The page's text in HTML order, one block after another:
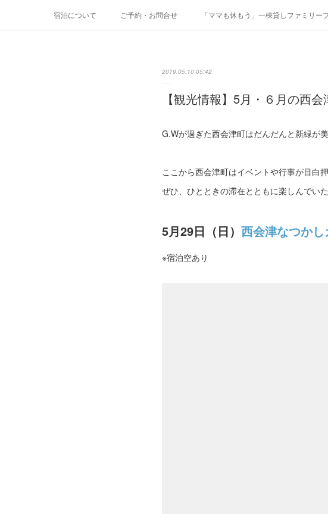
宿泊について ご予約・お問合せ 「ママも休もう」一棟貸しファミリー
2019.05.10 05:42
【観光情報】5月・６月の西会
G.Wが過ぎた西会津町はだんだんと新緑が
ここから西会津町はイベントや行事が目白押
ぜひ、ひとときの滞在とともに楽しんでい
5月29日（日） 西会津なつか
※宿泊空あり